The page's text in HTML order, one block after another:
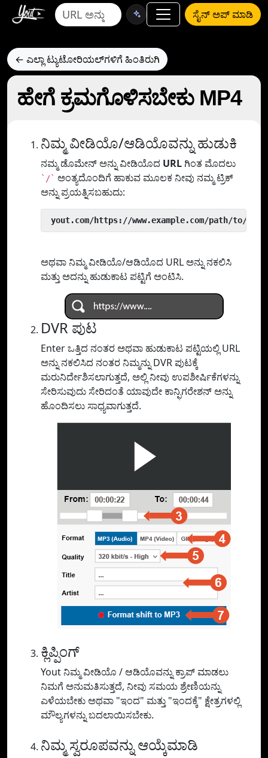
ಸೈನ್ ಅಪ್ ಮಾಡಿ
← ಎಲ್ಲಾ ಟ್ಯುಟೋರಿಯಲ್‌ಗಳಿಗೆ ಹಿಂತಿರುಗಿ
ಹೇಗೆ ಕ್ರಮಗೊಳಿಸಬೇಕು MP4
ನಿಮ್ಮ ವೀಡಿಯೊ/ಆಡಿಯೊವನ್ನು ಹುಡುಕಿ
ನಮ್ಮ ಡೊಮೇನ್ ಅನ್ನು ವೀಡಿಯೊದ URL ಗಿಂತ ಮೊದಲು
`/` ಅಂತ್ಯದೊಂದಿಗೆ ಹಾಕುವ ಮೂಲಕ ನೀವು ನಮ್ಮ ಟ್ರಿಕ್
ಅನ್ನು ಪ್ರಯತ್ನಿಸಬಹುದು:
yout.com/https://www.example.com/path/to/
ಅಥವಾ ನಿಮ್ಮ ವೀಡಿಯೊ/ಆಡಿಯೊದ URL ಅನ್ನು ನಕಲಿಸಿ
ಮತ್ತು ಅದನ್ನು ಹುಡುಕಾಟ ಪಟ್ಟಿಗೆ ಅಂಟಿಸಿ.
DVR ಪುಟ
Enter ಒತ್ತಿದ ನಂತರ ಅಥವಾ ಹುಡುಕಾಟ ಪಟ್ಟಿಯಲ್ಲಿ URL
ಅನ್ನು ನಕಲಿಸಿದ ನಂತರ ನಿಮ್ಮನ್ನು DVR ಪುಟಕ್ಕೆ
ಮರುನಿರ್ದೇಶಿಸಲಾಗುತ್ತದೆ, ಅಲ್ಲಿ ನೀವು ಉಪಶೀರ್ಷಿಕೆಗಳನ್ನು
ಸೇರಿಸುವುದು ಸೇರಿದಂತೆ ಯಾವುದೇ ಕಾನ್ಫಿಗರೇಶನ್ ಅನ್ನು
ಹೊಂದಿಸಲು ಸಾಧ್ಯವಾಗುತ್ತದೆ.
ಕ್ಲಿಪ್ಪಿಂಗ್
Yout ನಿಮ್ಮ ವೀಡಿಯೊ / ಆಡಿಯೊವನ್ನು ಕ್ರಾಪ್ ಮಾಡಲು
ನಿಮಗೆ ಅನುಮತಿಸುತ್ತದೆ, ನೀವು ಸಮಯ ಶ್ರೇಣಿಯನ್ನು
ಎಳೆಯಬೇಕು ಅಥವಾ "ಇಂದ" ಮತ್ತು "ಇಂದಕ್ಕೆ" ಕ್ಷೇತ್ರಗಳಲ್ಲಿ
ಮೌಲ್ಯಗಳನ್ನು ಬದಲಾಯಿಸಬೇಕು.
ನಿಮ್ಮ ಸ್ವರೂಪವನ್ನು ಆಯ್ಕೆಮಾಡಿ